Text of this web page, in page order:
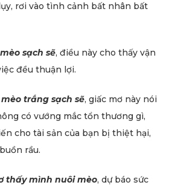
rơi vào tình cảnh bất nhân bất
sạch sẽ, điều này cho thấy vận
đều thuận lợi.
trắng sạch sẽ, giấc mơ này nói
có vướng mắc tổn thương gì,
cho tài sản của bạn bị thiệt hại,
rầu.
thấy mình nuôi mèo, dự báo sức